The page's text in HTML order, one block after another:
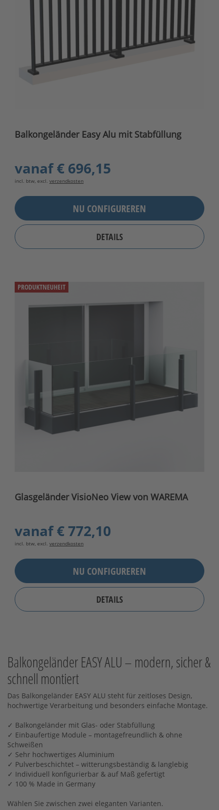
Balkongeländer Easy Alu mit Stabfüllung
vanaf€ 696,15
incl. btw, excl. verzendkosten
NU CONFIGUREREN
DETAILS
PRODUKTNEUHEIT
Glasgeländer VisioNeo View von WAREMA
vanaf€ 772,10
incl. btw, excl. verzendkosten
NU CONFIGUREREN
DETAILS
Balkongeländer EASY ALU – modern, sicher &
schnell montiert
Das Balkongeländer EASY ALU steht für zeitloses Design,
hochwertige Verarbeitung und besonders einfache Montage.
✓ Balkongeländer mit Glas- oder Stabfüllung
✓ Einbaufertige Module – montagefreundlich & ohne
Schweißen
✓ Sehr hochwertiges Aluminium
✓ Pulverbeschichtet – witterungsbeständig & langlebig
✓ Individuell konfigurierbar & auf Maß gefertigt
✓ 100 % Made in Germany
Wählen Sie zwischen zwei eleganten Varianten.